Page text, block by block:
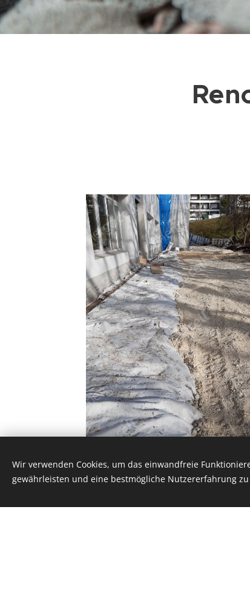
Wir verwenden Cookies, um das einwandfreie
gewährleisten und eine bestmögliche Nutzererfahrung